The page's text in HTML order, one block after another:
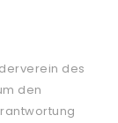
des
den